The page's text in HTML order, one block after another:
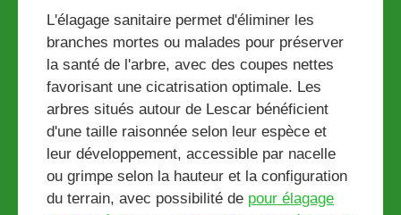
L'élagage sanitaire permet d'éliminer les
branches mortes ou malades pour préserver
la santé de l'arbre, avec des coupes nettes
favorisant une cicatrisation optimale. Les
arbres situés autour de Lescar bénéficient
d'une taille raisonnée selon leur espèce et
leur développement, accessible par nacelle
ou grimpe selon la hauteur et la configuration
du terrain, avec possibilité de pour élagage